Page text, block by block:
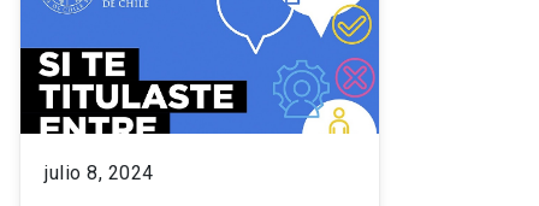
julio 8, 2024